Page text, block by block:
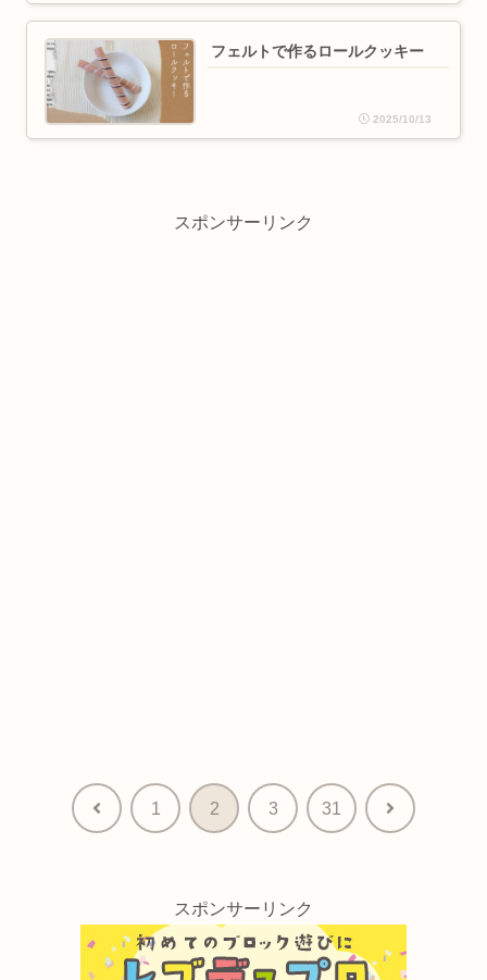
フェルトで作るロールクッキー
2025/10/13
スポンサーリンク
前 1 2 3 31 次
スポンサーリンク